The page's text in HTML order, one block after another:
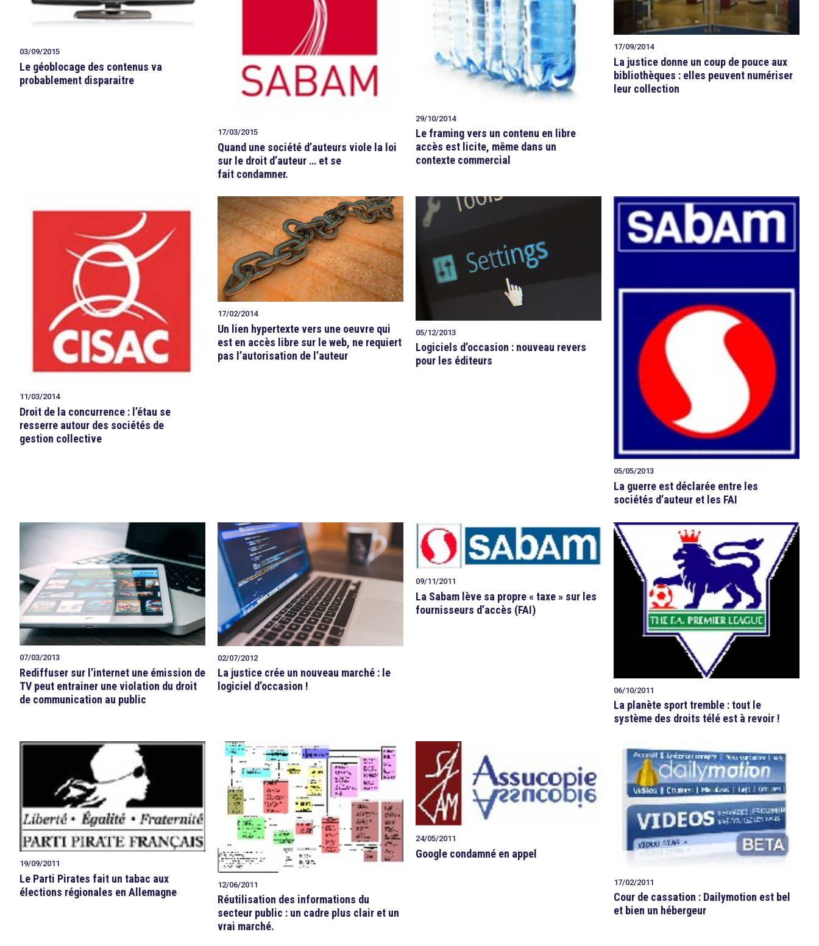
03/09/2015
Le géoblocage des contenus va
probablement disparaitre
17/03/2015
Quand une société d’auteurs viole la loi
sur le droit d’auteur … et se
fait condamner.
29/10/2014
Le framing vers un contenu en libre
accès est licite, même dans un
contexte commercial
17/09/2014
La justice donne un coup de pouce aux
bibliothèques : elles peuvent numériser
leur collection
11/03/2014
Droit de la concurrence : l’étau se
resserre autour des sociétés de
gestion collective
17/02/2014
Un lien hypertexte vers une oeuvre qui
est en accès libre sur le web, ne requiert
pas l’autorisation de l’auteur
05/12/2013
Logiciels d’occasion : nouveau revers
pour les éditeurs
05/05/2013
La guerre est déclarée entre les
sociétés d’auteur et les FAI
07/03/2013
Rediffuser sur l’internet une émission de
TV peut entrainer une violation du droit
de communication au public
02/07/2012
La justice crée un nouveau marché : le
logiciel d’occasion !
09/11/2011
La Sabam lève sa propre « taxe » sur les
fournisseurs d’accès (FAI)
06/10/2011
La planète sport tremble : tout le
système des droits télé est à revoir !
19/09/2011
Le Parti Pirates fait un tabac aux
élections régionales en Allemagne
12/06/2011
Réutilisation des informations du
secteur public : un cadre plus clair et un
vrai marché.
24/05/2011
Google condamné en appel
17/02/2011
Cour de cassation : Dailymotion est bel
et bien un hébergeur
search